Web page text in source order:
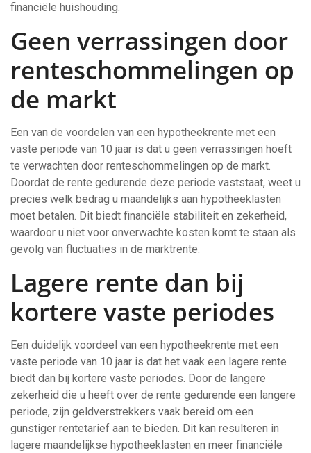
financiële huishouding.
Geen verrassingen door
renteschommelingen op
de markt
Een van de voordelen van een hypotheekrente met een
vaste periode van 10 jaar is dat u geen verrassingen hoeft
te verwachten door renteschommelingen op de markt.
Doordat de rente gedurende deze periode vaststaat, weet u
precies welk bedrag u maandelijks aan hypotheeklasten
moet betalen. Dit biedt financiële stabiliteit en zekerheid,
waardoor u niet voor onverwachte kosten komt te staan als
gevolg van fluctuaties in de marktrente.
Lagere rente dan bij
kortere vaste periodes
Een duidelijk voordeel van een hypotheekrente met een
vaste periode van 10 jaar is dat het vaak een lagere rente
biedt dan bij kortere vaste periodes. Door de langere
zekerheid die u heeft over de rente gedurende een langere
periode, zijn geldverstrekkers vaak bereid om een
gunstiger rentetarief aan te bieden. Dit kan resulteren in
lagere maandelijkse hypotheeklasten en meer financiële